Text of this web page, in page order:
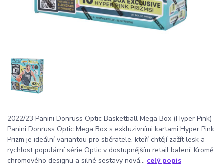
2022/23 Panini Donruss Optic Basketball Mega Box (Hyper Pink)
Panini Donruss Optic Mega Box s exkluzivními kartami Hyper Pink
Prizm je ideální variantou pro sběratele, kteří chtějí zažít lesk a
rychlost populární série Optic v dostupnějším retail balení. Kromě
chromového designu a silné sestavy nová... celý popis